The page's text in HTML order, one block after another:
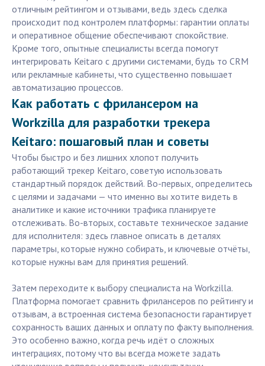
отличным рейтингом и отзывами, ведь здесь сделка
происходит под контролем платформы: гарантии оплаты
и оперативное общение обеспечивают спокойствие.
Кроме того, опытные специалисты всегда помогут
интегрировать Keitaro с другими системами, будь то CRM
или рекламные кабинеты, что существенно повышает
автоматизацию процессов.
Как работать с фрилансером на
Workzilla для разработки трекера
Keitaro: пошаговый план и советы
Чтобы быстро и без лишних хлопот получить
работающий трекер Keitaro, советую использовать
стандартный порядок действий. Во-первых, определитесь
с целями и задачами — что именно вы хотите видеть в
аналитике и какие источники трафика планируете
отслеживать. Во-вторых, составьте техническое задание
для исполнителя: здесь главное описать в деталях
параметры, которые нужно собирать, и ключевые отчёты,
которые нужны вам для принятия решений.
Затем переходите к выбору специалиста на Workzilla.
Платформа помогает сравнить фрилансеров по рейтингу и
отзывам, а встроенная система безопасности гарантирует
сохранность ваших данных и оплату по факту выполнения.
Это особенно важно, когда речь идёт о сложных
интеграциях, потому что вы всегда можете задать